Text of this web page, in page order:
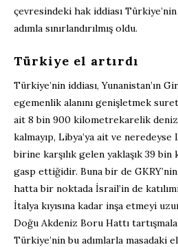
çevresindeki hak iddiası
adımla sınırlandırılmış oldu.
Türkiye el artırdı
Türkiye’nin iddiası, Yunanistan’ın
egemenlik alanını genişletmek
ait 8 bin 900 kilometrekarelik deniz
kalmayıp, Libya’ya ait ve neredeyse
birine karşılık gelen yaklaşık 39
gasp ettiğidir. Buna bir de
hatta bir noktada İsrail’in de
İtalya kıyısına kadar inşa etmeyi
Doğu Akdeniz Boru Hattı
Türkiye’nin bu adımlarla masadaki